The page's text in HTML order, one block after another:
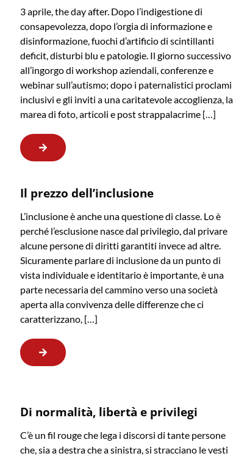
3 aprile, the day after. Dopo l’indigestione di
consapevolezza, dopo l’orgia di informazione e
disinformazione, fuochi d’artificio di scintillanti
deficit, disturbi blu e patologie. Il giorno successivo
all’ingorgo di workshop aziendali, conferenze e
webinar sull’autismo; dopo i paternalistici proclami
inclusivi e gli inviti a una caritatevole accoglienza, la
marea di foto, articoli e post strappalacrime […]
Il prezzo dell’inclusione
L’inclusione è anche una questione di classe. Lo è
perché l’esclusione nasce dal privilegio, dal privare
alcune persone di diritti garantiti invece ad altre.
Sicuramente parlare di inclusione da un punto di
vista individuale e identitario è importante, è una
parte necessaria del cammino verso una società
aperta alla convivenza delle differenze che ci
caratterizzano, […]
Di normalità, libertà e privilegi
C’è un fil rouge che lega i discorsi di tante persone
che, sia a destra che a sinistra, si stracciano le vesti